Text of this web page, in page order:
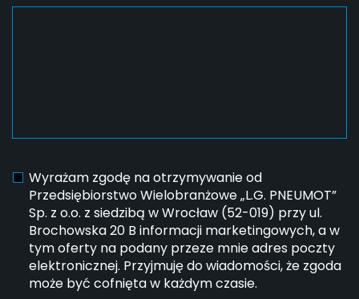
Wyrażam zgodę na otrzymywanie od
Przedsiębiorstwo Wielobranżowe „L.G. PNEUMOT”
Sp. z o.o. z siedzibą w Wrocław (52-019) przy ul.
Brochowska 20 B informacji marketingowych, a w
tym oferty na podany przeze mnie adres poczty
elektronicznej. Przyjmuję do wiadomości, że zgoda
może być cofnięta w każdym czasie.